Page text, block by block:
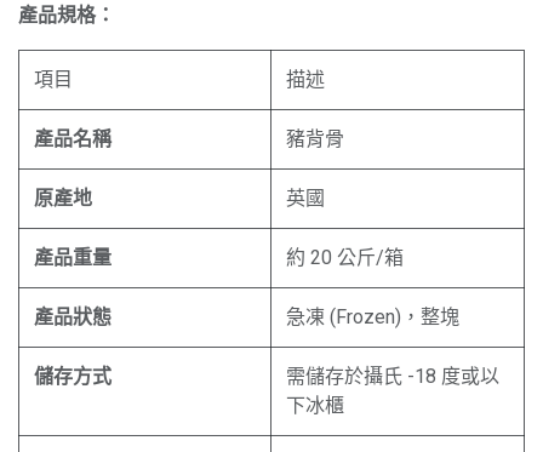
產品規格：
項目 描述
產品名稱 豬背骨
原產地 英國
產品重量 約 20 公斤/箱
產品狀態 急凍 (Frozen)，整塊
儲存方式
需儲存於攝氏 -18 度或以
下冰櫃